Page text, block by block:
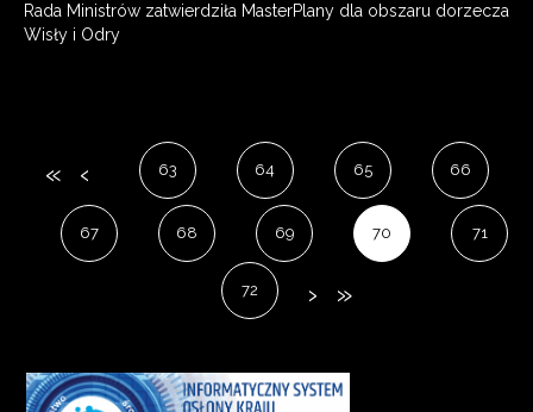
Rada Ministrów zatwierdziła MasterPlany dla obszaru dorzecza
Wisły i Odry
63 64 65 66
67 68 69 70 71
72